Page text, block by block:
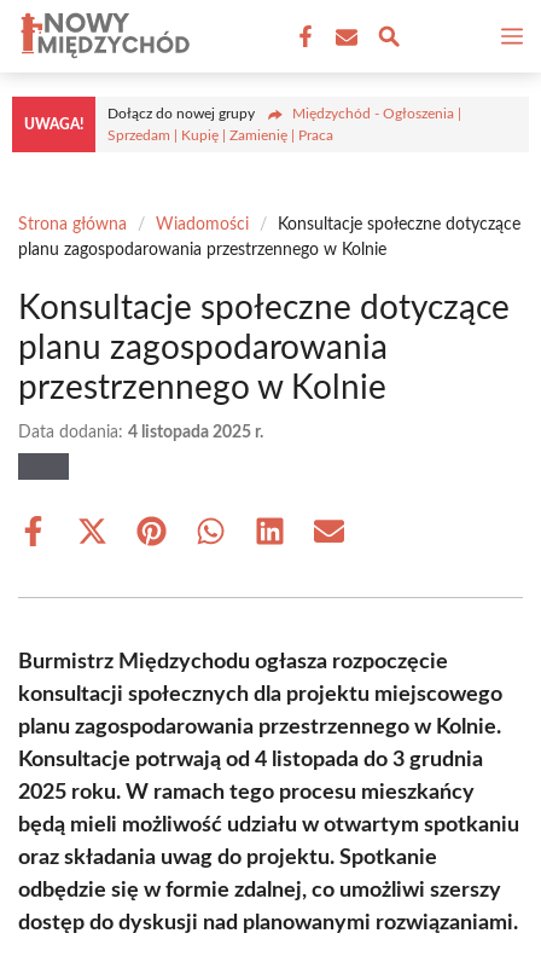
Przejdź
treści
UWAGA!
Dołącz do nowej grupy
Międzychód - Ogłoszenia |
Sprzedam | Kupię | Zamienię | Praca
Strona główna / Wiadomości /
Konsultacje społeczne dotyczące
planu zagospodarowania przestrzennego w Kolnie
Konsultacje społeczne dotyczące
planu zagospodarowania
przestrzennego w Kolnie
Data dodania: 4 listopada 2025 r.
Share
Share
(Twitter)
Share Share Share Share
Burmistrz Międzychodu ogłasza rozpoczęcie
konsultacji społecznych dla projektu miejscowego
planu zagospodarowania przestrzennego w Kolnie.
Konsultacje potrwają od 4 listopada do 3 grudnia
2025 roku. W ramach tego procesu mieszkańcy
będą mieli możliwość udziału w otwartym spotkaniu
oraz składania uwag do projektu. Spotkanie
odbędzie się w formie zdalnej, co umożliwi szerszy
dostęp do dyskusji nad planowanymi rozwiązaniami.